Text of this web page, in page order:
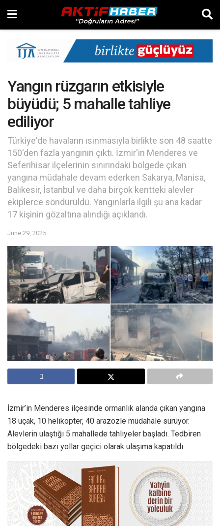
Yangın rüzgarın etkisiyle
büyüdü; 5 mahalle tahliye
ediliyor
Türkiye'de havaların ısınmasıyla birlikte son 48 saatte
150'den fazla yangının çıktı. İzmir'in Menderes ve
Seferihisar ilçelerinin sınırındaki bölgede çıkan
yangına müdahale devam ederken Sakarya, Manisa,
Balıkesir, İstanbul ve daha birçok kentteki alevler
ekiplerce söndürüldü. Yangınlarla ilgili şu ana kadar
17 kişinin gözaltına alındığı açıklandı.
June 29, 2025
İzmir’in Menderes ilçesinde ormanlık alanda çıkan yangına
18 uçak, 10 helikopter, 40 arazözle müdahale sürüyor.
Alevlerin ulaştığı 5 mahallede tahliyeler başladı. Tedbiren
bölgedeki bazı yollar geçici olarak ulaşıma kapatıldı.